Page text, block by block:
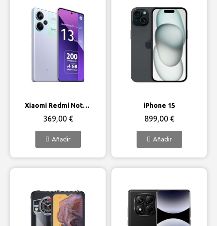
Vista rápida Xiaomi Redmi Note 13 Pro+ 5G
369,00 €
Añadir
Vista rápida
iPhone 15
899,00 €
Añadir
Fuera de stock